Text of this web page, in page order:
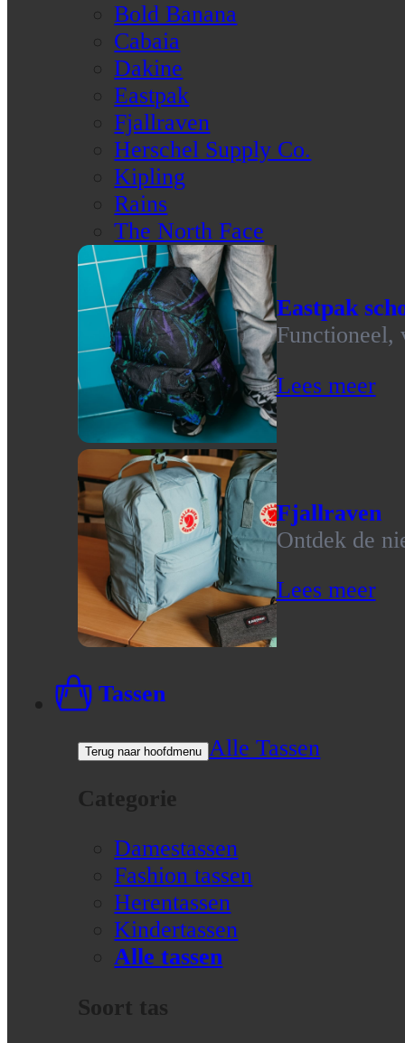
Bold Banana
Cabaia
Dakine
Eastpak
Fjallraven
Herschel Supply Co.
Kipling
Rains
The North Face
Eastpak
Functioneel,
Lees meer
Fjallraven
Ontdek de
Lees meer
Tassen
Terug naar hoofdmenu Alle Tassen
Categorie
Damestassen
Fashion tassen
Herentassen
Kindertassen
Alle tassen
Soort tas